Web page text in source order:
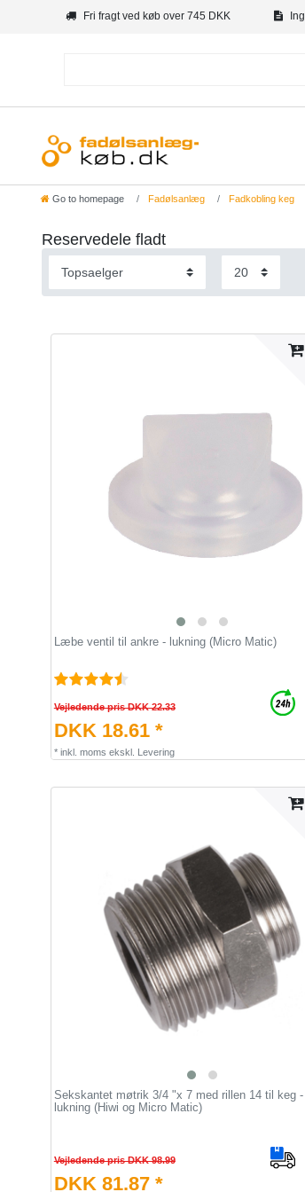
Fri fragt ved køb over 745 DKK
Go to homepage Fadølsanlæg Fadkobling keg
Reservedele fladt
Læbe ventil til ankre - lukning (Micro Matic)
Vejledende pris DKK 22.33
DKK 18.61 *
* inkl. moms ekskl. Levering
Sekskantet møtrik 3/4 "x 7 med rillen 14 til keg -
lukning (Hiwi og Micro Matic)
Vejledende pris DKK 98.99
DKK 81.87 *